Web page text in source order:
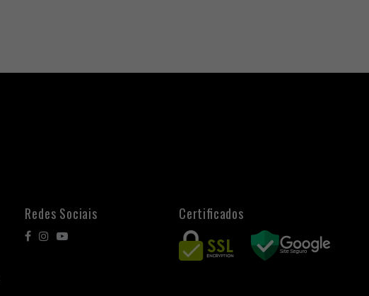
Redes Sociais Certificados